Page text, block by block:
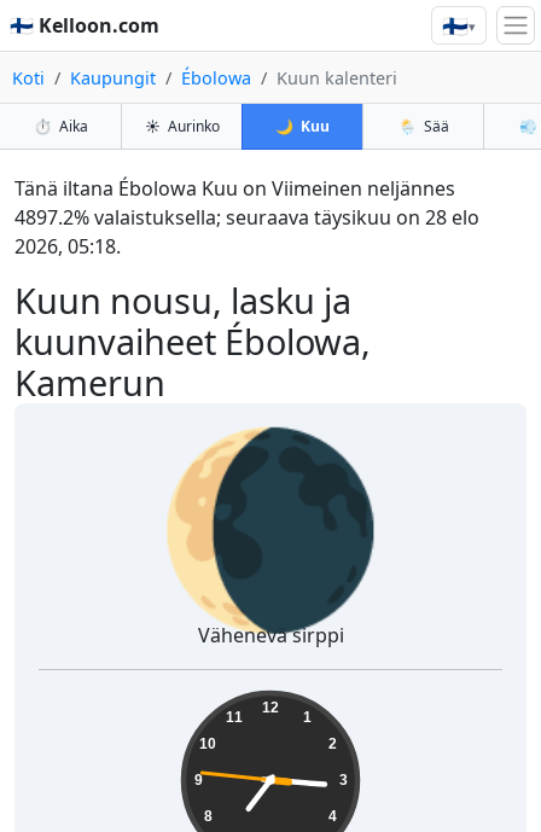
🇫🇮 Kelloon.com 🇫🇮▾
Koti Kaupungit Ébolowa Kuun kalenteri
⏱️ Aika ☀️ Aurinko 🌙 Kuu 🌦️ Sää 💨
Kuun nousu, lasku ja
kuunvaiheet Ébolowa,
Kamerun
Tänä iltana Ébolowa Kuu on Viimeinen neljännes
4897.2% valaistuksella; seuraava täysikuu on 28 elo
2026, 05:18.
🌘
Vähenevä sirppi
12
1
2
3
4
8
9
10
11